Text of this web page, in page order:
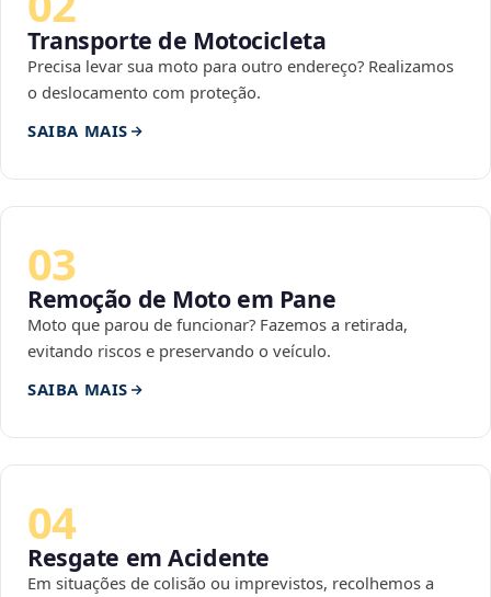
Transporte de Motocicleta
Precisa levar sua moto para outro endereço? Realizamos
o deslocamento com proteção.
SAIBA MAIS
03
Remoção de Moto em Pane
Moto que parou de funcionar? Fazemos a retirada,
evitando riscos e preservando o veículo.
SAIBA MAIS
04
Resgate em Acidente
Em situações de colisão ou imprevistos, recolhemos a